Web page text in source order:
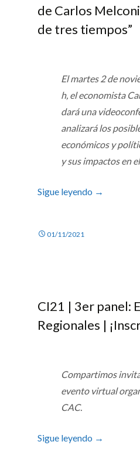
de Carlos
de tres tiempos”
El martes 2 de
h, el economista
dará una
analizará los
económicos y
y sus impactos en
Sigue leyendo →
01/11/2021
CI21 | 3er panel:
Regionales |
Compartimos
evento virtual
CAC.
Sigue leyendo →